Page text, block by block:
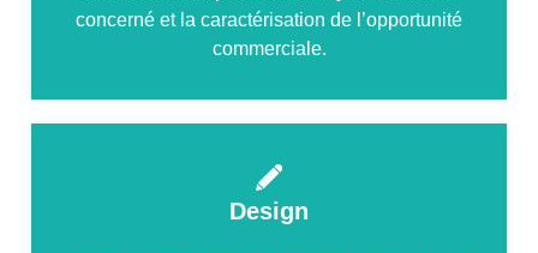
concerné et la caractérisation de l’opportunité
commerciale.
Design